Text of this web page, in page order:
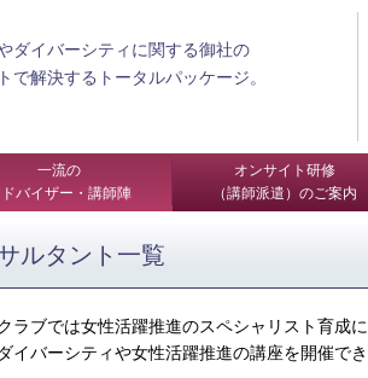
ダイバーシティに関する御社の
で解決するトータルパッケージ。
一流の
バイザー・講師陣
オンサイト研修
（講師派遣）のご案内
ルタント一覧
ラブでは女性活躍推進のスペシャリスト育成
イバーシティや女性活躍推進の講座を開催で